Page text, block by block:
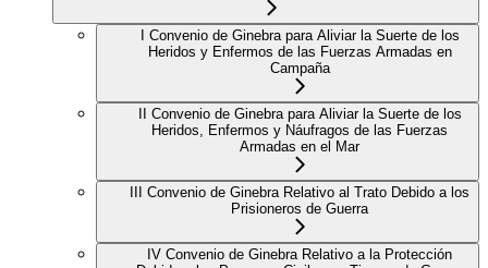
I Convenio de Ginebra para Aliviar la Suerte de los
Heridos y Enfermos de las Fuerzas Armadas en
Campaña
II Convenio de Ginebra para Aliviar la Suerte de los
Heridos, Enfermos y Náufragos de las Fuerzas
Armadas en el Mar
III Convenio de Ginebra Relativo al Trato Debido a los
Prisioneros de Guerra
IV Convenio de Ginebra Relativo a la Protección